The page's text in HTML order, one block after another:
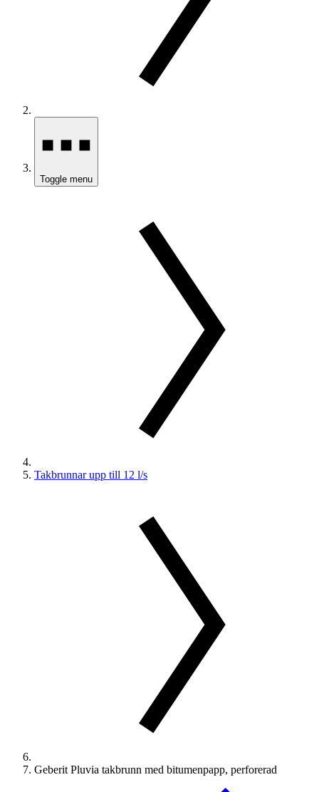
Toggle menu
Takbrunnar upp till 12 l/s
Geberit Pluvia takbrunn med bitumenpapp, perforerad